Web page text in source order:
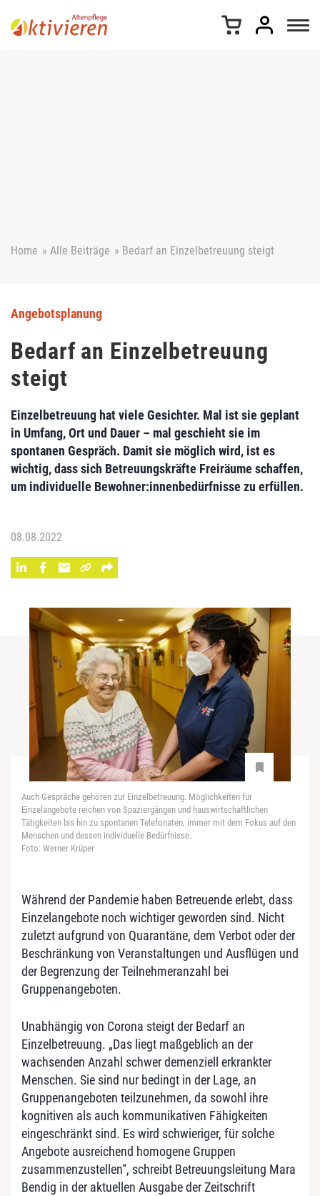
Home » Alle Beiträge » Bedarf an Einzelbetreuung steigt
Angebotsplanung
Bedarf an Einzelbetreuung
steigt
Einzelbetreuung hat viele Gesichter. Mal ist sie geplant
in Umfang, Ort und Dauer – mal geschieht sie im
spontanen Gespräch. Damit sie möglich wird, ist es
wichtig, dass sich Betreuungskräfte Freiräume schaffen,
um individuelle Bewohner:innenbedürfnisse zu erfüllen.
08.08.2022
Auch Gespräche gehören zur Einzelbetreuung. Möglichkeiten für
Einzelangebote reichen von Spaziergängen und hauswirtschaftlichen
Tätigkeiten bis hin zu spontanen Telefonaten, immer mit dem Fokus auf den
Menschen und dessen individuelle Bedürfnisse.
Foto: Werner Krüper
Während der Pandemie haben Betreuende erlebt, dass
Einzelangebote noch wichtiger geworden sind. Nicht
zuletzt aufgrund von Quarantäne, dem Verbot oder der
Beschränkung von Veranstaltungen und Ausflügen und
der Begrenzung der Teilnehmeranzahl bei
Gruppenangeboten.
Unabhängig von Corona steigt der Bedarf an
Einzelbetreuung. „Das liegt maßgeblich an der
wachsenden Anzahl schwer demenziell erkrankter
Menschen. Sie sind nur bedingt in der Lage, an
Gruppenangeboten teilzunehmen, da sowohl ihre
kognitiven als auch kommunikativen Fähigkeiten
eingeschränkt sind. Es wird schwieriger, für solche
Angebote ausreichend homogene Gruppen
zusammenzustellen“, schreibt Betreuungsleitung Mara
Bendig in der aktuellen Ausgabe der Zeitschrift